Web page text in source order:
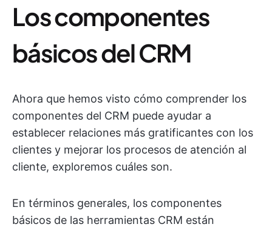
Los componentes
básicos del CRM
Ahora que hemos visto cómo comprender los
componentes del CRM puede ayudar a
establecer relaciones más gratificantes con los
clientes y mejorar los procesos de atención al
cliente, exploremos cuáles son.
En términos generales, los componentes
básicos de las herramientas CRM están